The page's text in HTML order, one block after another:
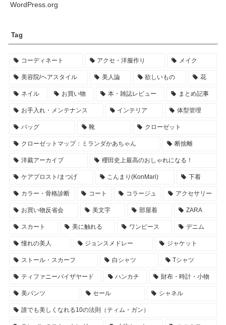
WordPress.org
Tag
コーディネート アクセ・洋服作り メイク
美容院/ヘアスタイル 美人論 欲しいもの 花
ネイル お買い物 本・雑誌レビュー まとめ記事
お手入れ・メンテナンス インテリア 体型管理
バッグ 靴 クローゼット
クローゼットマップ：ミランダかあちゃん 断捨離
洋裁アーカイブ 櫻田史上最高のおしゃれになる！
ケアプロスト/まつげ こんまり(KonMari) 下着
カラー・骨格診断 コート コラージュ アクセサリー
お買い物反省会 美文字 部屋着 ZARA
スカート 美に触れる ワンピース デニム
憧れの美人 ジョンスメドレー ジャケット
ストール・スカーフ 白シャツ Tシャツ
ティファニーバイザヤード ハンカチ 財布・時計・小物
美パンツ セール シャネル
誰でも美しくなれる10の法則（ティム・ガン）